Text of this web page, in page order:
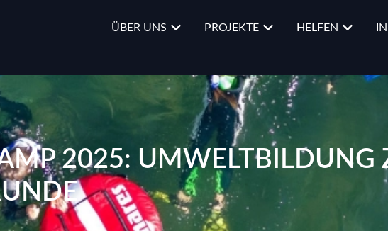
ÜBER UNS PROJEKTE HELFEN
2025: UMWELTBILDUNG